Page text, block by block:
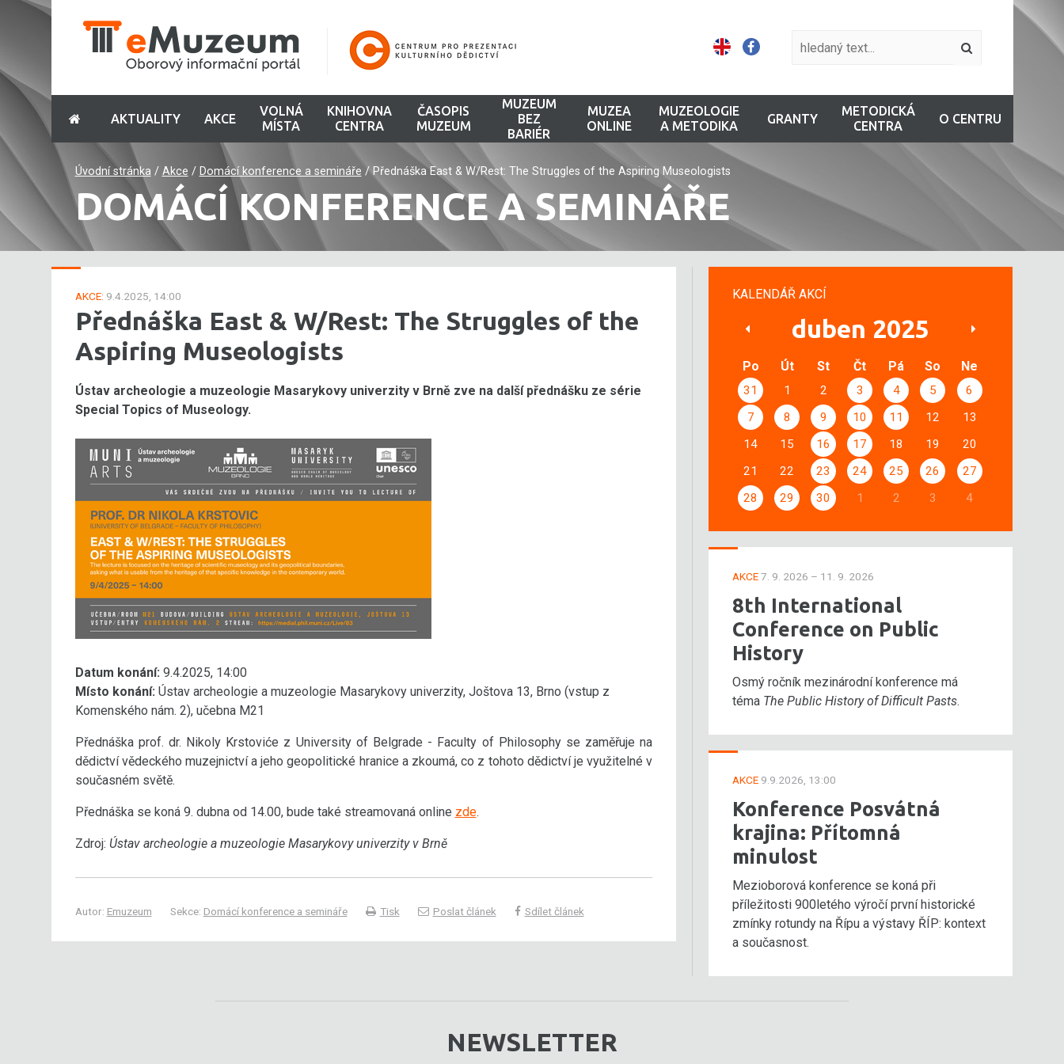
AKTUALITY AKCE
VOLNÁ
MÍSTA
KNIHOVNA
CENTRA
ČASOPIS
MUZEUM
MUZEUM
BEZ
BARIÉR
MUZEA
ONLINE
MUZEOLOGIE
A METODIKA
GRANTY
METODICKÁ
CENTRA
O CENTRU
Úvodní stránka/ Akce / Domácí konference a semináře / Přednáška East & W/Rest: The Struggles of the Aspiring Museologists
DOMÁCÍ KONFERENCE A SEMINÁŘE
AKCE: 9.4.2025, 14:00
Přednáška East & W/Rest: The Struggles of the
Aspiring Museologists
Ústav archeologie a muzeologie Masarykovy univerzity v Brně zve na další přednášku ze série
Special Topics of Museology.
Datum konání: 9.4.2025, 14:00
Místo konání: Ústav archeologie a muzeologie Masarykovy univerzity, Joštova 13, Brno (vstup z
Komenského nám. 2), učebna M21
Přednáška prof. dr. Nikoly Krstoviće z University of Belgrade - Faculty of Philosophy se zaměřuje na
dědictví vědeckého muzejnictví a jeho geopolitické hranice a zkoumá, co z tohoto dědictví je využitelné v
současném světě.
Přednáška se koná 9. dubna od 14.00, bude také streamovaná online zde.
Zdroj: Ústav archeologie a muzeologie Masarykovy univerzity v Brně
Autor: Emuzeum Sekce: Domácí konference a semináře Tisk Poslat článek Sdílet článek
KALENDÁŘ AKCÍ
duben 2025
Po Út St Čt Pá So Ne
31 1 2 3 4 5
6
7
8 9 10 11 12
13
14
15 16 17 18 19
20
21
22 23 24 25 26
27
28
29 30 1 2 3 4
AKCE7. 9. 2026 – 11. 9. 2026
8th International
Conference on Public
History
Osmý ročník mezinárodní konference má
téma The Public History of Difficult Pasts.
AKCE 9.9.2026, 13:00
Konference Posvátná
krajina: Přítomná
minulost
Mezioborová konference se koná při
příležitosti 900letého výročí první historické
zmínky rotundy na Řípu a výstavy ŘÍP: kontext
a současnost.
NEWSLETTER